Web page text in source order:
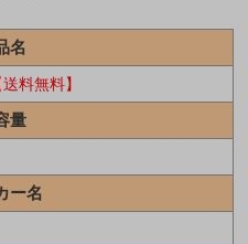
名
送料無料】
量
ー名